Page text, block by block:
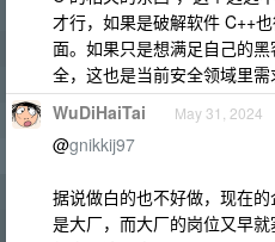
才行，如果是破解软件 C++
面。如果只是想满足自己的
全，这也是当前安全领域里需
WuDiHaiTai May 31, 2024
@gnikkij97
据说做白的也不好做，现在
是大厂，而大厂的岗位又早